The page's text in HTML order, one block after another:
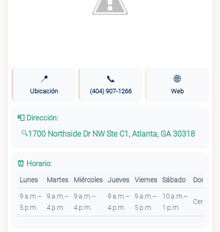
📍
Ubicación
📞
(404) 907-1266
🌐
Web
📮 Dirección:
1700 Northside Dr NW Ste C1, Atlanta, GA 30318
⏰ Horario:
Lunes Martes Miércoles Jueves Viernes Sábado
9 a.m.–
5 p.m.
9 a.m.–
4 p.m.
9 a.m.–
4 p.m.
9 a.m.–
4 p.m.
9 a.m.–
5 p.m.
10 a.m.–
1 p.m.
Cerrado